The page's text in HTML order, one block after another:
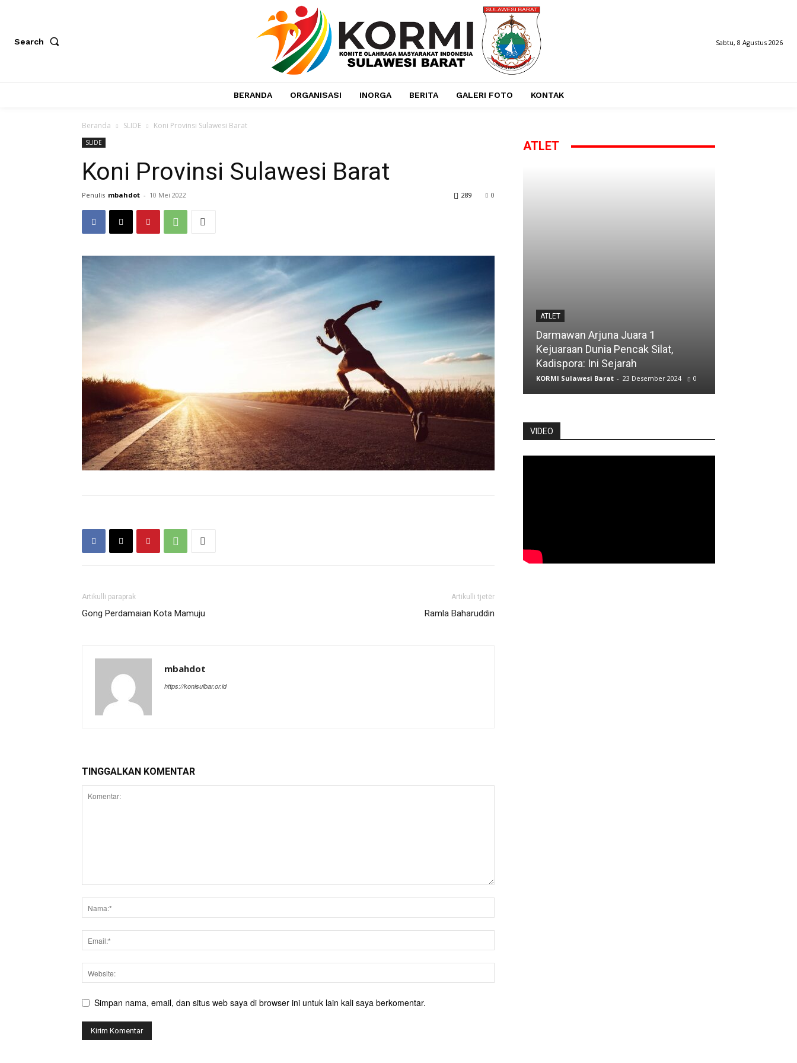
Search Sabtu, 8 Agustus 2026
BERANDA ORGANISASI INORGA BERITA GALERI FOTO KONTAK
Beranda SLIDE Koni Provinsi Sulawesi Barat
SLIDE
Koni Provinsi Sulawesi Barat
Penulis mbahdot - 10 Mei 2022 0
289
Artikulli paraprak
Gong Perdamaian Kota Mamuju
Artikulli tjetër
Ramla Baharuddin
mbahdot
https://konisulbar.or.id
TINGGALKAN KOMENTAR
Simpan nama, email, dan situs web saya di browser ini untuk lain kali saya berkomentar.
ATLET
ATLET
Darmawan Arjuna Juara 1
Kejuaraan Dunia Pencak Silat,
Kadispora: Ini Sejarah
KORMI Sulawesi Barat - 23 Desember 2024 0
VIDEO